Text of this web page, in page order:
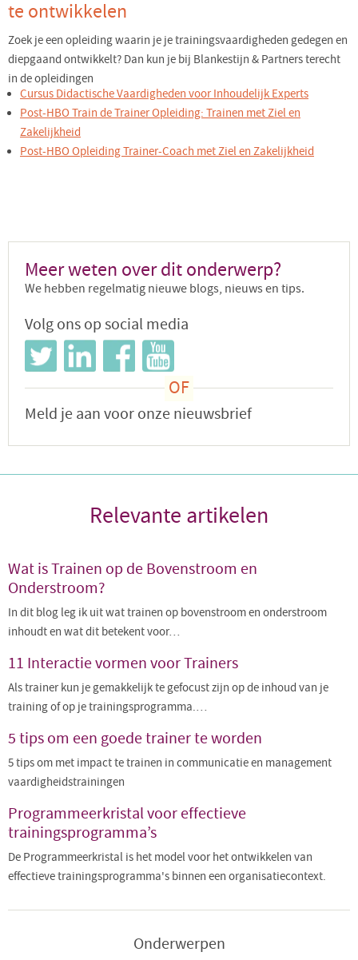
te ontwikkelen
Zoek je een opleiding waarin je je trainingsvaardigheden gedegen en
diepgaand ontwikkelt? Dan kun je bij Blankestijn & Partners terecht
in de opleidingen
Cursus Didactische Vaardigheden voor Inhoudelijk Experts
Post-HBO Train de Trainer Opleiding: Trainen met Ziel en
Zakelijkheid
Post-HBO Opleiding Trainer-Coach met Ziel en Zakelijkheid
Meer weten over dit onderwerp?
We hebben regelmatig nieuwe blogs, nieuws en tips.
Volg ons op social media
Meld je aan voor onze nieuwsbrief
Relevante artikelen
Wat is Trainen op de Bovenstroom en
Onderstroom?
In dit blog leg ik uit wat trainen op bovenstroom en onderstroom
inhoudt en wat dit betekent voor…
11 Interactie vormen voor Trainers
Als trainer kun je gemakkelijk te gefocust zijn op de inhoud van je
training of op je trainingsprogramma.…
5 tips om een goede trainer te worden
5 tips om met impact te trainen in communicatie en management
vaardigheidstrainingen
Programmeerkristal voor effectieve
trainingsprogramma’s
De Programmeerkristal is het model voor het ontwikkelen van
effectieve trainingsprogramma's binnen een organisatiecontext.
Onderwerpen